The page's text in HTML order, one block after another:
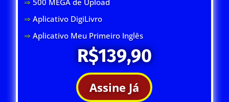
⇒ 500 MEGA de Upload
⇒Aplicativo DigiLivro
⇒Aplicativo Meu Primeiro Inglês
R$139,90
Assine Já